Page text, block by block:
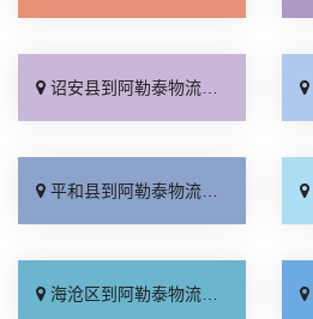
诏安县到阿勒泰物流专线_来电咨询「计费标准」
平和县到阿勒泰物流专线_合同承运「急你所需」
海沧区到阿勒泰物流专线_专线直达「专线快运」